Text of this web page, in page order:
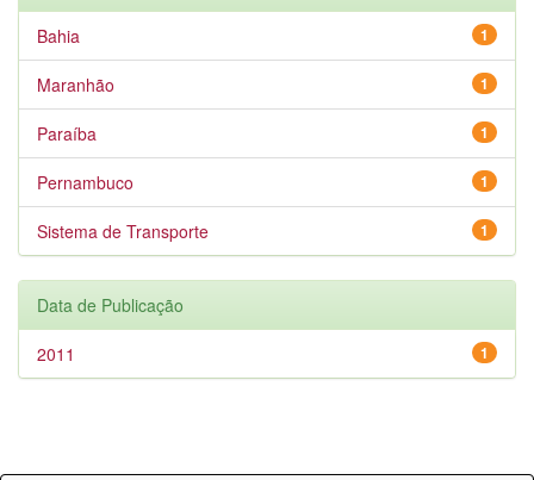
1
Bahia
1
Maranhão
1
Paraíba
1
Pernambuco
1
Sistema de Transporte
Data de Publicação
1
2011